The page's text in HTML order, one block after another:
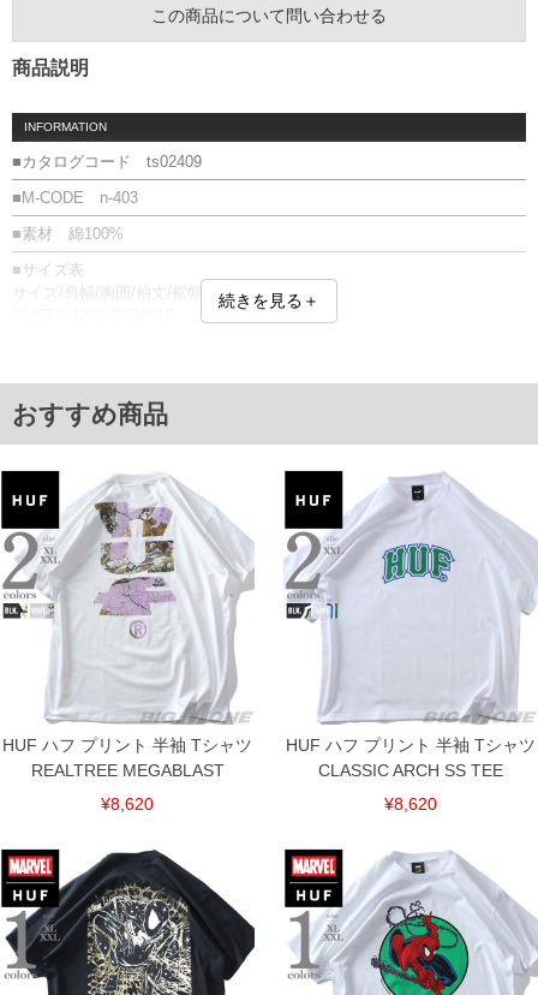
この商品について問い合わせる
商品説明
INFORMATION
■カタログコード ts02409
■M-CODE n-403
■素材 綿100%
■サイズ表
サイズ/肩幅/胸囲/袖丈/裾幅/着丈
返品交換希望の方は、商品到着後1週間以内にご連絡ください。
※【ボトムの裾上げをご希望の場合】
裾上げ料金は500円+税となります。
備考欄に股下●cmとご記入下さい。（裾上げ無料対象商品は1本につき税込6,000円以
上の品が対象。1本5,999円以下の商品は有料（500円+税）となります。）
出荷まで約1週間～20日間程お時間を頂く場合がございます。
尚、裾上げした商品は返品・交換不可となりますので、予めご了承下さい。
一部、お直しに対応出来ない商品がございます。(例：裾にファスナーや調節ひもが付
いている、極端なデザインが施されている等)
※商品によって若干のサイズの誤差がございます。また、お客様がご使用の環境（コ
ンピュータ画面）によって、商品の色味が若干異なる場合がございます。予めご了承
ください。
※当店での掲載商品は、実店鋪と在庫を共用しておりますので店頭での売り違い、店
舗からのお取り寄せ等により、お客様にご迷惑をお掛けしてしまう場合がございま
す。そのようなことがない様最大限に努めておりますが、もしあった場合速やかにご
連絡させて頂きますので予めご了承ください。
続きを見る＋
おすすめ商品
HUF ハフ プリント 半袖 Tシャツ
REALTREE MEGABLAST
¥8,620
HUF ハフ プリント 半袖 Tシャツ
CLASSIC ARCH SS TEE
¥8,620